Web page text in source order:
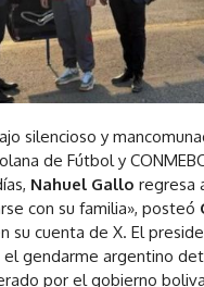
silencioso y
de Fútbol y
Nahuel Gallo regresa
con su familia», posteó
su cuenta de X. El
el gendarme argentino
por el gobierno